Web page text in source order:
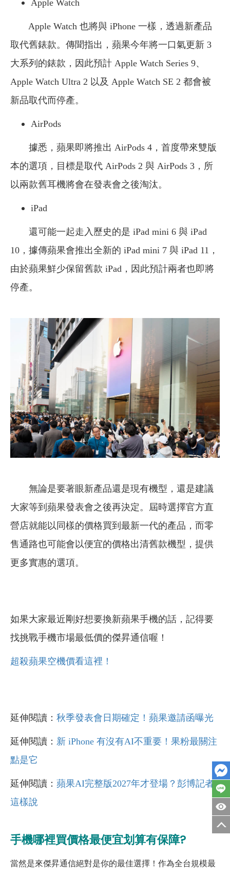
Apple Watch
Apple Watch 也將與 iPhone 一樣，透過新產品
取代舊錶款。傳聞指出，蘋果今年將一口氣更新 3
大系列的錶款，因此預計 Apple Watch Series 9、
Apple Watch Ultra 2 以及 Apple Watch SE 2 都會被
新品取代而停產。
AirPods
據悉，蘋果即將推出 AirPods 4，首度帶來雙版
本的選項，目標是取代 AirPods 2 與 AirPods 3，所
以兩款舊耳機將會在發表會之後淘汰。
iPad
還可能一起走入歷史的是 iPad mini 6 與 iPad
10，據傳蘋果會推出全新的 iPad mini 7 與 iPad 11，
由於蘋果鮮少保留舊款 iPad，因此預計兩者也即將
停產。
無論是要著眼新產品還是現有機型，還是建議
大家等到蘋果發表會之後再決定。屆時選擇官方直
營店就能以同樣的價格買到最新一代的產品，而零
售通路也可能會以便宜的價格出清舊款機型，提供
更多實惠的選項。
如果大家最近剛好想要換新蘋果手機的話，記得要
找挑戰手機市場最低價的傑昇通信喔！
超殺蘋果空機價看這裡！
延伸閱讀： 秋季發表會日期確定！蘋果邀請函曝光
延伸閱讀： 新 iPhone 有沒有AI不重要！果粉最關注
點是它
延伸閱讀： 蘋果AI完整版2027年才登場？彭博記者
這樣說
手機哪裡買價格最便宜划算有保障?
當然是來傑昇通信絕對是你的最佳選擇！作為全台規模最